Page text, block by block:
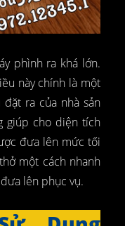
phình ra khá lớn.
này chính là một
ra của nhà sản
giúp cho diện tích
đưa lên mức tối
một cách nhanh
lên phục vụ.